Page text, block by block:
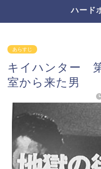
ハード
あらすじ
キイハンター
室から来た男